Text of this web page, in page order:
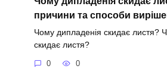
причини та способи
Чому дипладенія скидає листя?
скидає листя?
0 0